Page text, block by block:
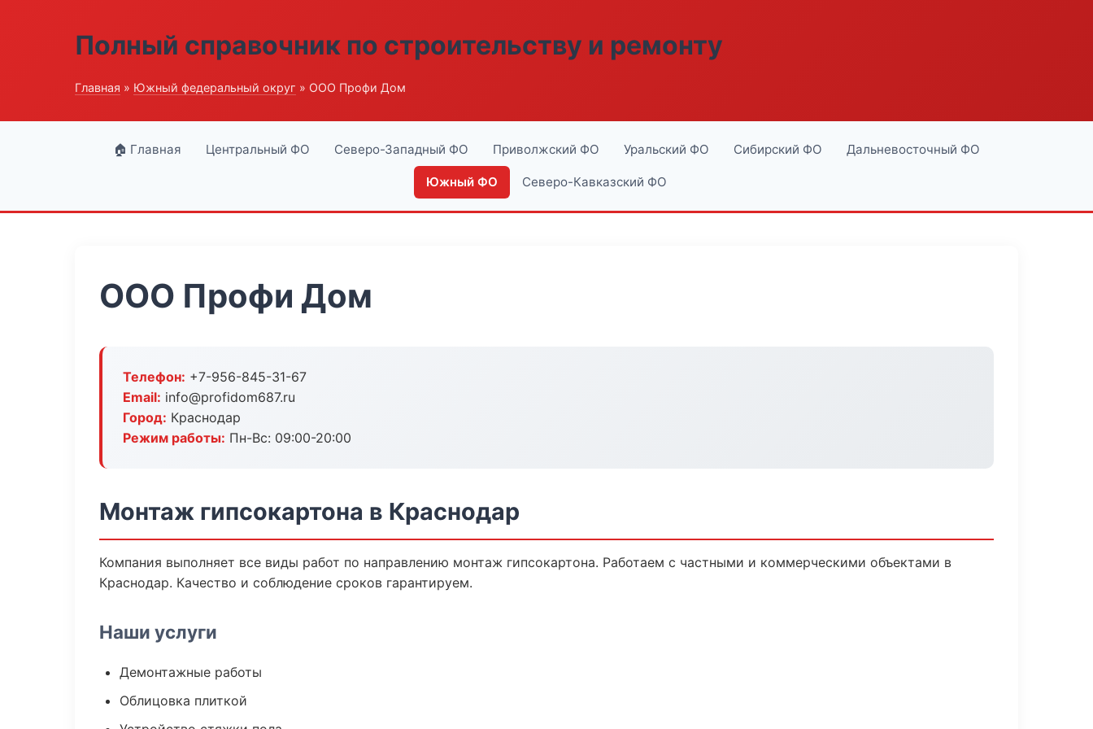
Полный справочник по строительству и ремонту
Главная » Южный федеральный округ » ООО Профи Дом
🏠 Главная Центральный ФО Северо-Западный ФО Приволжский ФО Уральский ФО Сибирский ФО Дальневосточный ФО
Южный ФО Северо-Кавказский ФО
ООО Профи Дом
Телефон: +7-956-845-31-67
Email: info@profidom687.ru
Город: Краснодар
Режим работы: Пн-Вс: 09:00-20:00
Монтаж гипсокартона в Краснодар
Компания выполняет все виды работ по направлению монтаж гипсокартона. Работаем с частными и коммерческими объектами в
Краснодар. Качество и соблюдение сроков гарантируем.
Наши услуги
Демонтажные работы
Облицовка плиткой